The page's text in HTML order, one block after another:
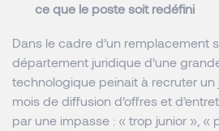
ce que le poste soit redéfini
Dans le cadre d’un remplacement
département juridique d’une
technologique peinait à recruter un
mois de diffusion d’offres et
par une impasse : « trop junior », «